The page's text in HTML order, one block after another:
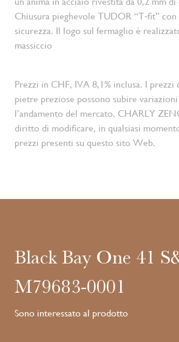
Chiusura pieghevole TUDOR “T‑fit”
sicurezza. Il logo sul fermaglio è
massiccio
Prezzi in CHF, IVA 8,1% inclusa. I prezzi
pietre preziose possono subire
l’andamento del mercato. CHARLY
diritto di modificare, in qualsiasi
prezzi presenti su questo sito Web.
Black Bay One 41
M79683-0001
Sono interessato al prodotto